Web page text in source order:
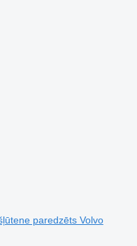
paredzēts Volvo